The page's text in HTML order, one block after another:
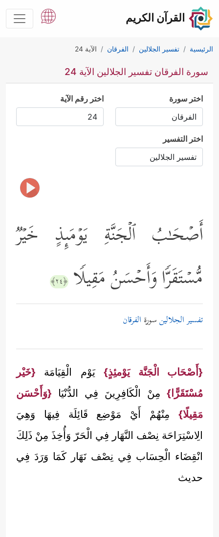
القرآن الكريم
الرئيسية تفسير الجلالين الفرقان الآية 24
سورة الفرقان تفسير الجلالين الآية 24
اختر سورة اختر رقم الآية
اختر التفسير
أَصۡحَـٰبُ ٱلۡجَنَّةِ یَوۡمَىِٕذٍ خَیۡرࣱ
مُّسۡتَقَرࣰّا وَأَحۡسَنُ مَقِیلࣰا ﴿٢٤﴾
تفسير الجلالينسورة الفرقان
{أَصْحَاب الْجَنَّة يَوْمئِذٍ}يَوْم الْقِيَامَة {خَيْر
مُسْتَقَرًّا} مِنْ الْكَافِرِينَ فِي الدُّنْيَا {وَأَحْسَن
مَقِيلًا} مِنْهُمْ أَيْ مَوْضِع قَائِلَة فِيهَا وَهِيَ
الِاسْتِرَاحَة نِصْف النَّهَار فِي الْحَرّ وَأُخِذَ مِنْ ذَلِكَ
انْقِضَاء الْحِسَاب فِي نِصْف نَهَار كَمَا وَرَدَ فِي
حديث